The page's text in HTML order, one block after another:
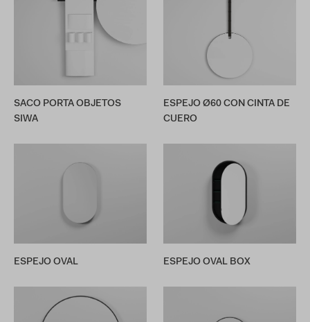
SACO PORTA OBJETOS
SIWA
ESPEJO Ø60 CON CINTA DE
CUERO
ESPEJO OVAL ESPEJO OVAL BOX